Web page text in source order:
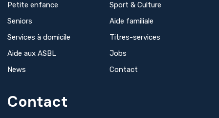
Petite enfance
Sport & Culture
Seniors
Aide familiale
Services à domicile
Titres-services
Aide aux ASBL
Jobs
News
Contact
Contact